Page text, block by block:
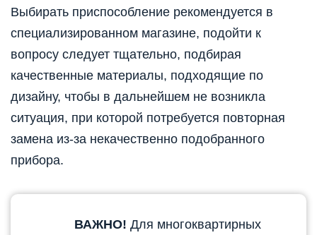
Выбирать приспособление рекомендуется в
специализированном магазине, подойти к
вопросу следует тщательно, подбирая
качественные материалы, подходящие по
дизайну, чтобы в дальнейшем не возникла
ситуация, при которой потребуется повторная
замена из-за некачественно подобранного
прибора.
ВАЖНО! Для многоквартирных